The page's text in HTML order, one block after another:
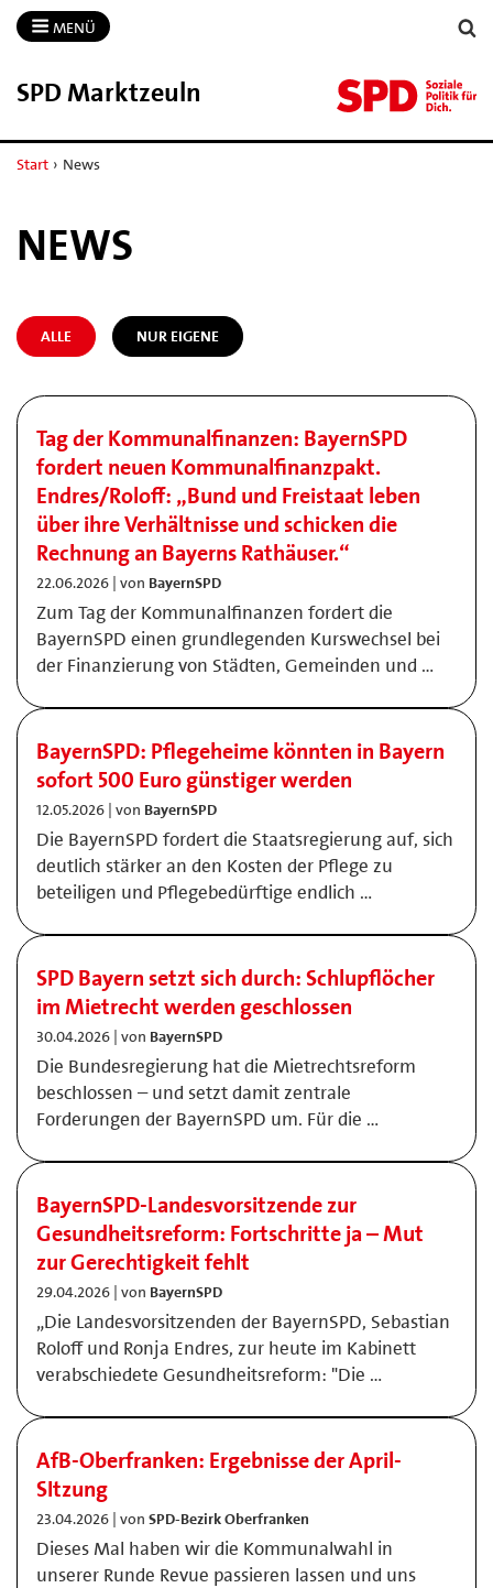
MENÜ
SPD Marktzeuln
Start › News
NEWS
ALLE NUR EIGENE
Tag der Kommunalfinanzen: BayernSPD
fordert neuen Kommunalfinanzpakt.
Endres/Roloff: „Bund und Freistaat leben
über ihre Verhältnisse und schicken die
Rechnung an Bayerns Rathäuser.“
22.06.2026 | von BayernSPD
Zum Tag der Kommunalfinanzen fordert die
BayernSPD einen grundlegenden Kurswechsel bei
der Finanzierung von Städten, Gemeinden und …
BayernSPD: Pflegeheime könnten in Bayern
sofort 500 Euro günstiger werden
12.05.2026 | von BayernSPD
Die BayernSPD fordert die Staatsregierung auf, sich
deutlich stärker an den Kosten der Pflege zu
beteiligen und Pflegebedürftige endlich …
SPD Bayern setzt sich durch: Schlupflöcher
im Mietrecht werden geschlossen
30.04.2026 | von BayernSPD
Die Bundesregierung hat die Mietrechtsreform
beschlossen – und setzt damit zentrale
Forderungen der BayernSPD um. Für die …
BayernSPD-Landesvorsitzende zur
Gesundheitsreform: Fortschritte ja – Mut
zur Gerechtigkeit fehlt
29.04.2026 | von BayernSPD
„Die Landesvorsitzenden der BayernSPD, Sebastian
Roloff und Ronja Endres, zur heute im Kabinett
verabschiedete Gesundheitsreform: "Die …
AfB-Oberfranken: Ergebnisse der April-
SItzung
23.04.2026 | von SPD-Bezirk Oberfranken
Dieses Mal haben wir die Kommunalwahl in
unserer Runde Revue passieren lassen und uns